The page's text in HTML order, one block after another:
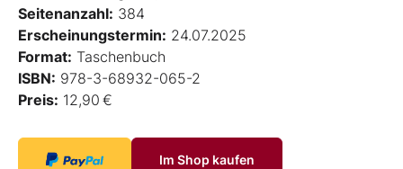
Seitenanzahl: 384
Erscheinungstermin: 24.07.2025
Format: Taschenbuch
ISBN: 978-3-68932-065-2
Preis: 12,90 €
Im Shop kaufen